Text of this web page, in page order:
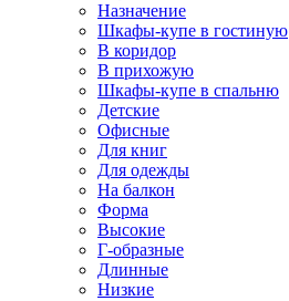
Назначение
Шкафы-купе в гостиную
В коридор
В прихожую
Шкафы-купе в спальню
Детские
Офисные
Для книг
Для одежды
На балкон
Форма
Высокие
Г-образные
Длинные
Низкие